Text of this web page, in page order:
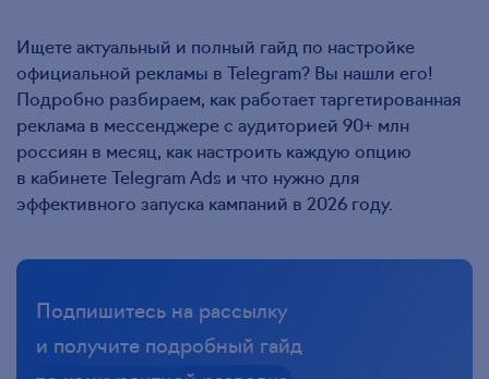
Ищете актуальный и полный гайд по настройке
официальной рекламы в Telegram? Вы нашли его!
Подробно разбираем, как работает таргетированная
реклама в мессенджере с аудиторией 90+ млн
россиян в месяц, как настроить каждую опцию
в кабинете Telegram Ads и что нужно для
эффективного запуска кампаний в 2026 году.
Подпишитесь на рассылку
и получите подробный гайд